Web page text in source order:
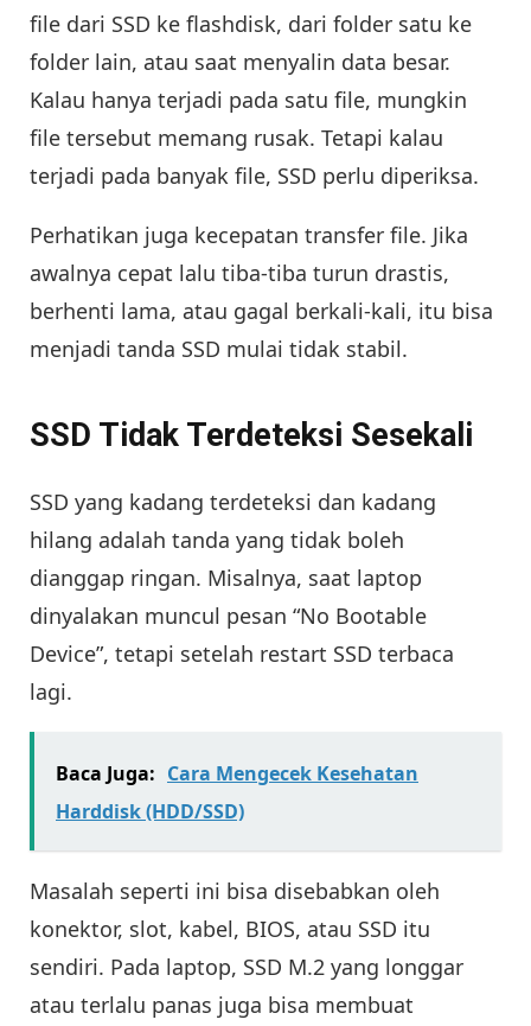
file dari SSD ke flashdisk, dari folder satu ke
folder lain, atau saat menyalin data besar.
Kalau hanya terjadi pada satu file, mungkin
file tersebut memang rusak. Tetapi kalau
terjadi pada banyak file, SSD perlu diperiksa.
Perhatikan juga kecepatan transfer file. Jika
awalnya cepat lalu tiba-tiba turun drastis,
berhenti lama, atau gagal berkali-kali, itu bisa
menjadi tanda SSD mulai tidak stabil.
SSD Tidak Terdeteksi Sesekali
SSD yang kadang terdeteksi dan kadang
hilang adalah tanda yang tidak boleh
dianggap ringan. Misalnya, saat laptop
dinyalakan muncul pesan “No Bootable
Device”, tetapi setelah restart SSD terbaca
lagi.
Baca Juga: Cara Mengecek Kesehatan
Harddisk (HDD/SSD)
Masalah seperti ini bisa disebabkan oleh
konektor, slot, kabel, BIOS, atau SSD itu
sendiri. Pada laptop, SSD M.2 yang longgar
atau terlalu panas juga bisa membuat